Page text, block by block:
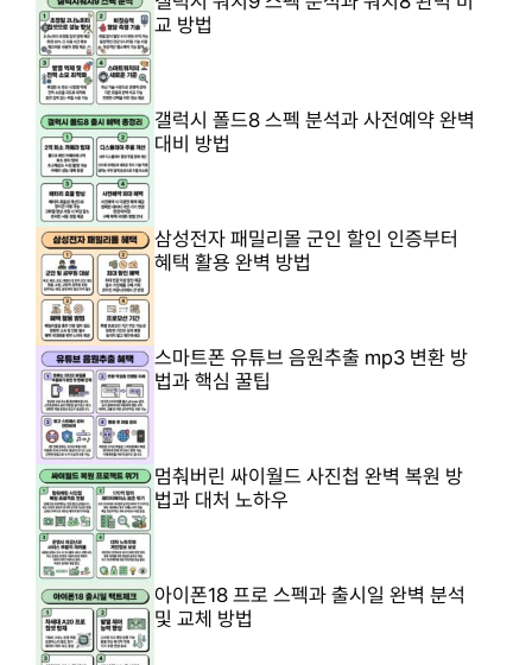
교 방법
갤럭시 폴드8 스펙 분석과 사전예약 완벽
대비 방법
삼성전자 패밀리몰 군인 할인 인증부터
혜택 활용 완벽 방법
스마트폰 유튜브 음원추출 mp3 변환 방
법과 핵심 꿀팁
멈춰버린 싸이월드 사진첩 완벽 복원 방
법과 대처 노하우
아이폰18 프로 스펙과 출시일 완벽 분석
및 교체 방법